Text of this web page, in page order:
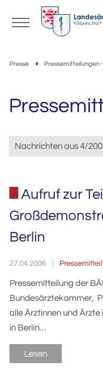
Presse Pressemitteilungen
Nachrichten aus 4/
Aufruf zur
Berlin
27.04.2006
Pressemitteilung der
Bundesärztekammer,
alle Ärztinnen und
in Berlin…
Lesen